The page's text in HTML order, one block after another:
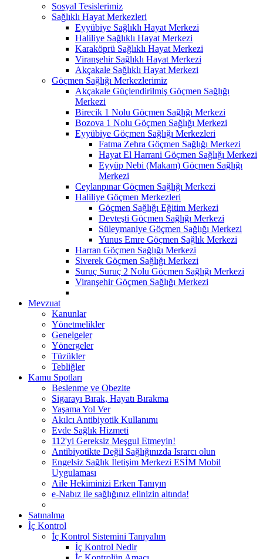
Sosyal Tesislerimiz
Sağlıklı Hayat Merkezleri
Eyyübiye Sağlıklı Hayat Merkezi
Haliliye Sağlıklı Hayat Merkezi
Karaköprü Sağlıklı Hayat Merkezi
Viranşehir Sağlıklı Hayat Merkezi
Akçakale Sağlıklı Hayat Merkezi
Göçmen Sağlığı Merkezlerimiz
Akçakale Güçlendirilmiş Göçmen Sağlığı
Merkezi
Birecik 1 Nolu Göçmen Sağlığı Merkezi
Bozova 1 Nolu Göçmen Sağlığı Merkezi
Eyyübiye Göçmen Sağlığı Merkezleri
Fatma Zehra Göçmen Sağlığı Merkezi
Hayat El Harrani Göçmen Sağlığı Merkezi
Eyyüp Nebi (Makam) Göçmen Sağlığı
Merkezi
Ceylanpınar Göçmen Sağlığı Merkezi
Haliliye Göçmen Merkezleri
Göçmen Sağlığı Eğitim Merkezi
Devteşti Göçmen Sağlığı Merkezi
Süleymaniye Göçmen Sağlığı Merkezi
Yunus Emre Göçmen Sağlık Merkezi
Harran Göçmen Sağlığı Merkezi
Siverek Göçmen Sağlığı Merkezi
Suruç Suruç 2 Nolu Göçmen Sağlığı Merkezi
Viranşehir Göçmen Sağlığı Merkezi
Mevzuat
Kanunlar
Yönetmelikler
Genelgeler
Yönergeler
Tüzükler
Tebliğler
Kamu Spotları
Beslenme ve Obezite
Sigarayı Bırak, Hayatı Bırakma
Yaşama Yol Ver
Akılcı Antibiyotik Kullanımı
Evde Sağlık Hizmeti
112'yi Gereksiz Meşgul Etmeyin!
Antibiyotikte Değil Sağlığınızda Israrcı olun
Engelsiz Sağlık İletişim Merkezi ESİM Mobil
Uygulaması
Aile Hekiminizi Erken Tanıyın
e-Nabız ile sağlığınız elinizin altında!
Satınalma
İç Kontrol
İç Kontrol Sistemini Tanıyalım
İç Kontrol Nedir